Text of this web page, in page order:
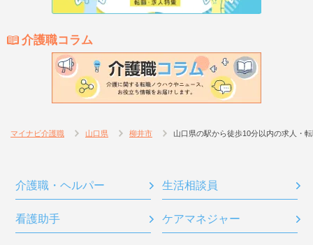
介護職コラム
マイナビ介護職 山口県 柳井市 山口県の駅から徒歩10分以内の求人・
介護職・ヘルパー 生活相談員
看護助手 ケアマネジャー